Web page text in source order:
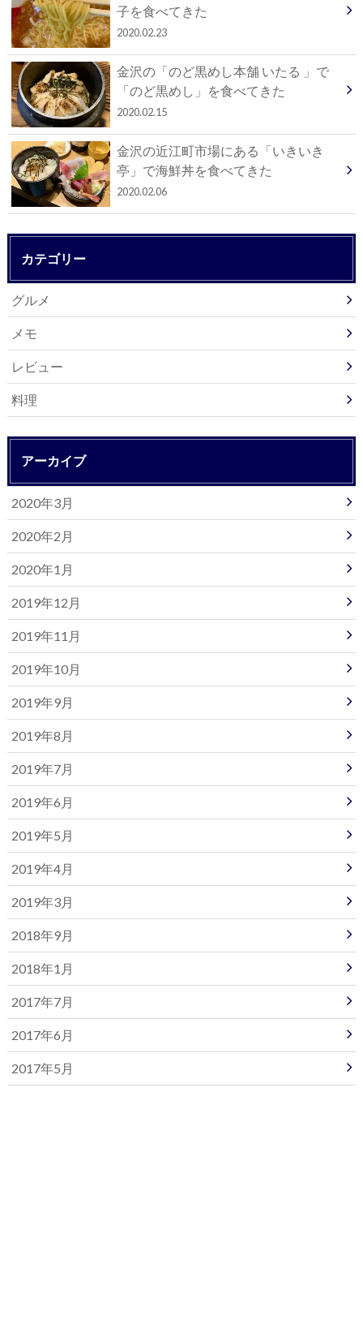
子を食べてきた
2020.02.23
金沢の「のど黒めし本舗 いたる 」で
「のど黒めし」を食べてきた
2020.02.15
金沢の近江町市場にある「いきいき
亭」で海鮮丼を食べてきた
2020.02.06
カテゴリー
グルメ
メモ
レビュー
料理
アーカイブ
2020年3月
2020年2月
2020年1月
2019年12月
2019年11月
2019年10月
2019年9月
2019年8月
2019年7月
2019年6月
2019年5月
2019年4月
2019年3月
2018年9月
2018年1月
2017年7月
2017年6月
2017年5月